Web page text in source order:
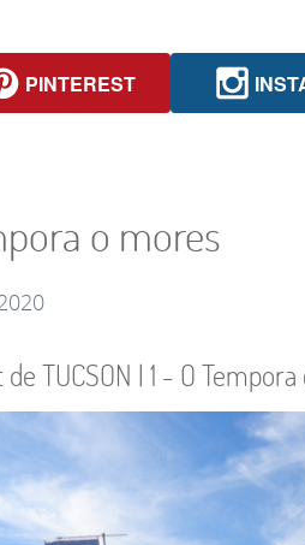
PINTEREST
o mores
TUCSON | 1 - O